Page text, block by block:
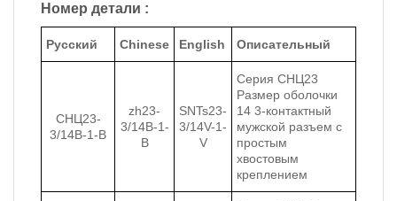
Номер детали :
Русский Chinese English Описательный
СНЦ23-
3/14В-1-В
zh23-
3/14B-1-
B
SNTs23-
3/14V-1-
V
Серия СНЦ23
Размер оболочки
14 3-контактный
мужской разъем с
простым
хвостовым
креплением